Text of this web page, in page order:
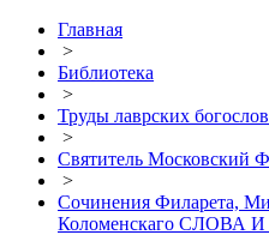
Главная
>
Библиотека
>
Труды лаврских
>
Святитель Московский
>
Сочинения Филарета,
Коломенскаго СЛОВА